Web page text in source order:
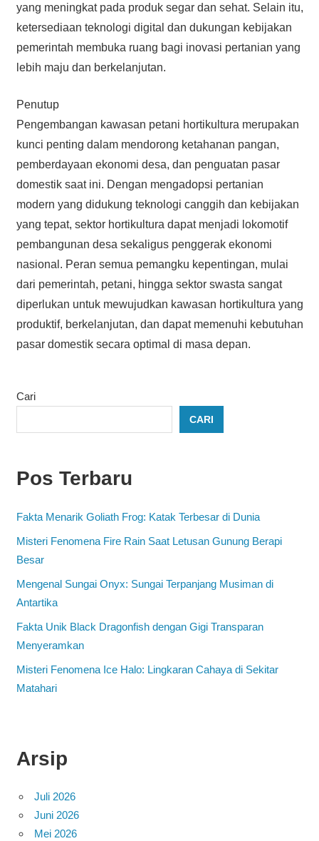
yang meningkat pada produk segar dan sehat. Selain itu,
ketersediaan teknologi digital dan dukungan kebijakan
pemerintah membuka ruang bagi inovasi pertanian yang
lebih maju dan berkelanjutan.
Penutup
Pengembangan kawasan petani hortikultura merupakan
kunci penting dalam mendorong ketahanan pangan,
pemberdayaan ekonomi desa, dan penguatan pasar
domestik saat ini. Dengan mengadopsi pertanian
modern yang didukung teknologi canggih dan kebijakan
yang tepat, sektor hortikultura dapat menjadi lokomotif
pembangunan desa sekaligus penggerak ekonomi
nasional. Peran semua pemangku kepentingan, mulai
dari pemerintah, petani, hingga sektor swasta sangat
diperlukan untuk mewujudkan kawasan hortikultura yang
produktif, berkelanjutan, dan dapat memenuhi kebutuhan
pasar domestik secara optimal di masa depan.
Cari
CARI
Pos Terbaru
Fakta Menarik Goliath Frog: Katak Terbesar di Dunia
Misteri Fenomena Fire Rain Saat Letusan Gunung Berapi
Besar
Mengenal Sungai Onyx: Sungai Terpanjang Musiman di
Antartika
Fakta Unik Black Dragonfish dengan Gigi Transparan
Menyeramkan
Misteri Fenomena Ice Halo: Lingkaran Cahaya di Sekitar
Matahari
Arsip
Juli 2026
Juni 2026
Mei 2026